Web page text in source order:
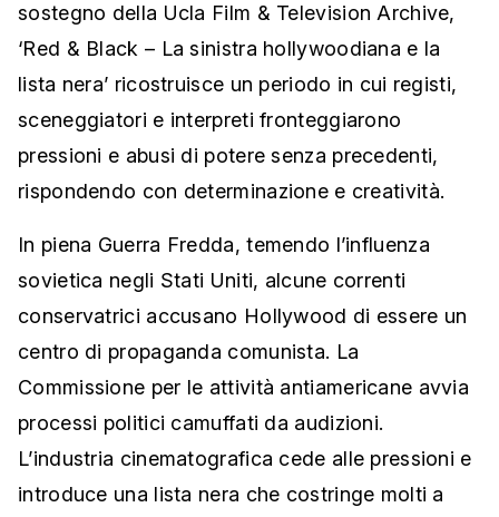
sostegno della Ucla Film & Television Archive,
‘Red & Black – La sinistra hollywoodiana e la
lista nera’ ricostruisce un periodo in cui registi,
sceneggiatori e interpreti fronteggiarono
pressioni e abusi di potere senza precedenti,
rispondendo con determinazione e creatività.
In piena Guerra Fredda, temendo l’influenza
sovietica negli Stati Uniti, alcune correnti
conservatrici accusano Hollywood di essere un
centro di propaganda comunista. La
Commissione per le attività antiamericane avvia
processi politici camuffati da audizioni.
L’industria cinematografica cede alle pressioni e
introduce una lista nera che costringe molti a